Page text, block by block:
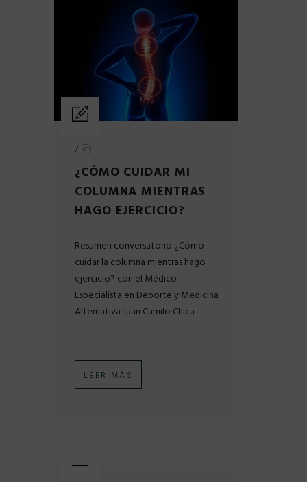
/
¿CÓMO CUIDAR MI
COLUMNA MIENTRAS
HAGO EJERCICIO?
Resumen conversatorio ¿Cómo
cuidar la columna mientras hago
ejercicio? con el Médico
Especialista en Deporte y Medicina
Alternativa Juan Camilo Chica
LEER MÁS